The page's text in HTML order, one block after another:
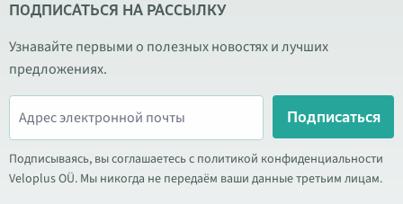
ПОДПИСАТЬСЯ НА РАССЫЛКУ
Узнавайте первыми о полезных новостях и лучших
предложениях.
Подписаться
Подписываясь, вы соглашаетесь с политикой конфиденциальности
Veloplus OÜ. Мы никогда не передаём ваши данные третьим лицам.